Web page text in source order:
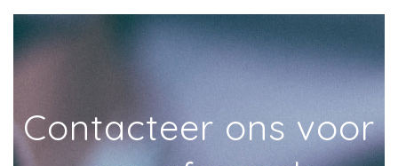
Contacteer ons voor